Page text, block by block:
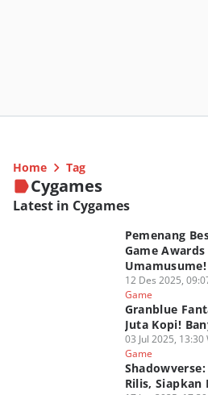
Home Tag
Cygames
Latest in Cygames
Pemenang
Game
Umamusume!
12 Des 2025,
Game
Granblue
Juta Kopi!
03 Jul 2025, 13:30
Game
Rilis, Siapkan